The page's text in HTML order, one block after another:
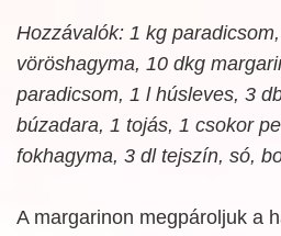
Hozzávalók: 1 kg
vöröshagyma, 10 dkg
paradicsom, 1 l húsleves, 3
búzadara, 1 tojás, 1 csokor
fokhagyma, 3 dl tejszín, só,
A margarinon megpároljuk a